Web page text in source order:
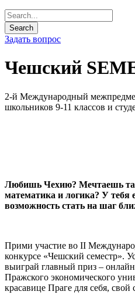
Задать вопрос
Чешский
2-й Международный
школьников 9-11 классов и
Любишь Чехию? Мечтаешь
математика и логика? У тебя
возможность стать на шаг
Прими участие во II
конкурсе «Чешский семестр».
выиграй главный приз –
Пражского экономического
красавице Праге для себя, свой